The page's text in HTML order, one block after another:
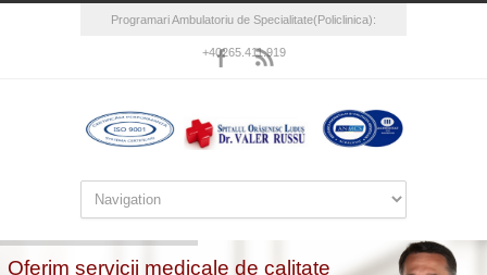
Programari Ambulatoriu de Specialitate(Policlinica):
+40265.411.919